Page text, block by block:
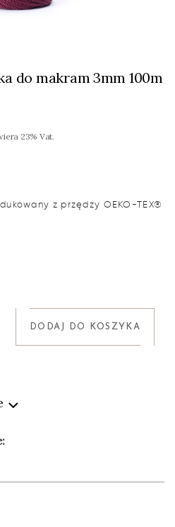
do makram 3mm 100m
23% Vat.
z przędzy OEKO-TEX®
DODAJ DO KOSZYKA